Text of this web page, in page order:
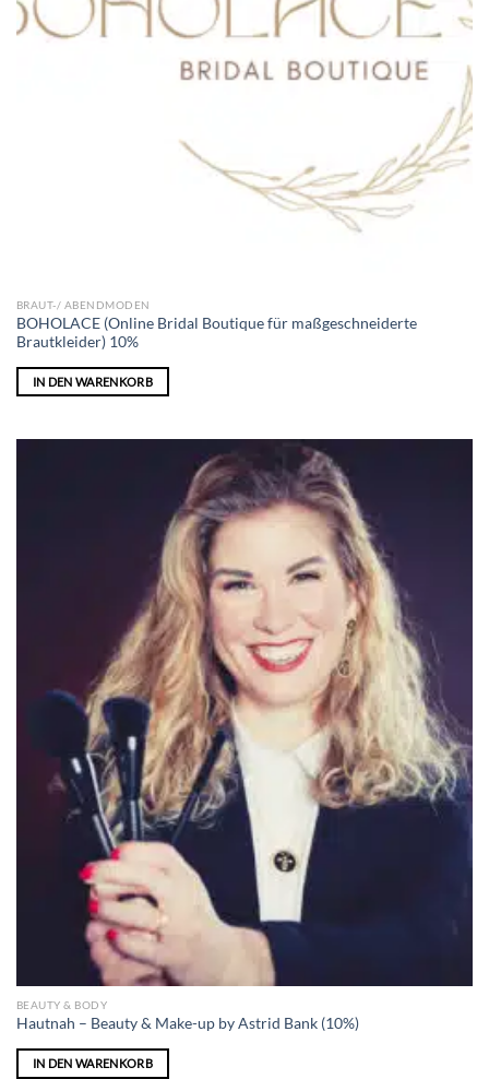
BRAUT-/ ABENDMODEN
BOHOLACE (Online Bridal Boutique für maßgeschneiderte
Brautkleider) 10%
IN DEN WARENKORB
BEAUTY & BODY
Hautnah – Beauty & Make-up by Astrid Bank (10%)
IN DEN WARENKORB